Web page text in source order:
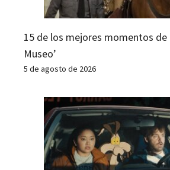
15 de los mejores momentos de
Museo’
5 de agosto de 2026